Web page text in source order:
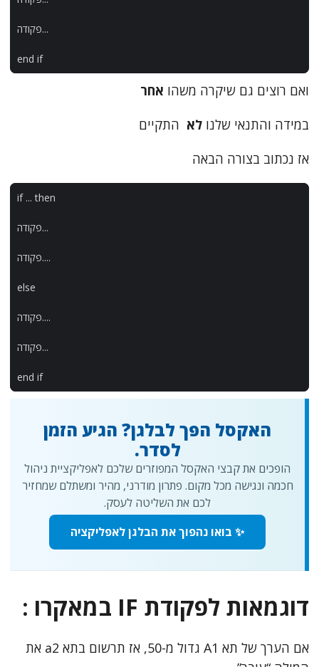
פקודה...
end if
ואם רוצים גם שיקרה משהו אחר
במידה והתנאי שלנו לא התקיים
אז נכתוב בצורה הבאה
if ... then
פקודה...
פקודה....
else
פקודה....
פקודה...
end if
האקסל הפך לבלגן? הגיע הזמן
לסדר.
הופכים את קבצי האקסל המפוזרים שלכם לאפליקציית ניהול
חכמה ונגישה מכל מקום. פתרון מודרני, מהיר ומשתלם שמחזיר
לכם את השליטה לעסק.
✨ בואו נהפוך את הבלגן לאפליקציה
דוגמאות לפקודת IF במאקרו :
אם הערך של תא A1 גדול מ-50, אז תרשום בתא a2 את